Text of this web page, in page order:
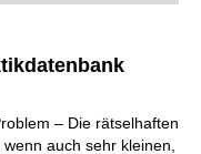
– Die rätselhaften
auch sehr kleinen,